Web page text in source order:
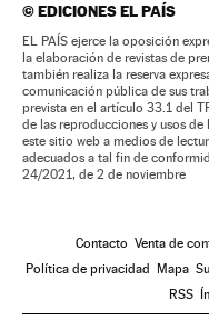
©EDICIONES EL PAÍS
EL PAÍS ejerce la oposición
la elaboración de revistas de
también realiza la reserva
comunicación pública de sus
prevista en el artículo 33.1 del
de las reproducciones y usos
este sitio web a medios de
adecuados a tal fin de
24/2021, de 2 de noviembre
Contacto Venta de
Política de privacidad
Mapa
RSS